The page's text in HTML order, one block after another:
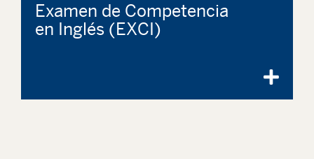
Examen de Competencia
en Inglés (EXCI)